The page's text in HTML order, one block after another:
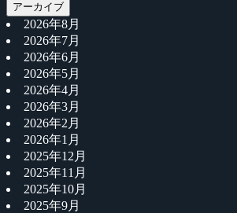
アーカイブ
2026年8月
2026年7月
2026年6月
2026年5月
2026年4月
2026年3月
2026年2月
2026年1月
2025年12月
2025年11月
2025年10月
2025年9月